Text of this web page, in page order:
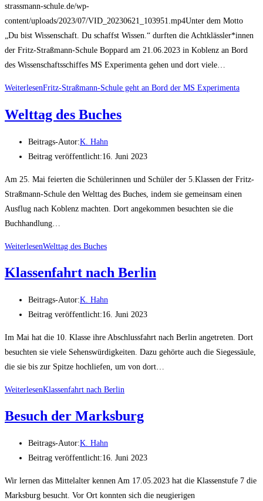
strassmann-schule.de/wp-
content/uploads/2023/07/VID_20230621_103951.mp4Unter dem Motto
„Du bist Wissenschaft. Du schaffst Wissen.“ durften die Achtklässler*innen
der Fritz-Straßmann-Schule Boppard am 21.06.2023 in Koblenz an Bord
des Wissenschaftsschiffes MS Experimenta gehen und dort viele…
WeiterlesenFritz-Straßmann-Schule geht an Bord der MS Experimenta
Welttag des Buches
Beitrags-Autor:K. Hahn
Beitrag veröffentlicht:16. Juni 2023
Am 25. Mai feierten die Schülerinnen und Schüler der 5.Klassen der Fritz-
Straßmann-Schule den Welttag des Buches, indem sie gemeinsam einen
Ausflug nach Koblenz machten. Dort angekommen besuchten sie die
Buchhandlung…
WeiterlesenWelttag des Buches
Klassenfahrt nach Berlin
Beitrags-Autor:K. Hahn
Beitrag veröffentlicht:16. Juni 2023
Im Mai hat die 10. Klasse ihre Abschlussfahrt nach Berlin angetreten. Dort
besuchten sie viele Sehenswürdigkeiten. Dazu gehörte auch die Siegessäule,
die sie bis zur Spitze hochliefen, um von dort…
WeiterlesenKlassenfahrt nach Berlin
Besuch der Marksburg
Beitrags-Autor:K. Hahn
Beitrag veröffentlicht:16. Juni 2023
Wir lernen das Mittelalter kennen Am 17.05.2023 hat die Klassenstufe 7 die
Marksburg besucht. Vor Ort konnten sich die neugierigen